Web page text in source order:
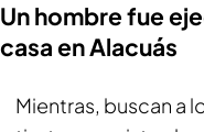
Un hombre fue
casa en Alacuás
Mientras, buscan a